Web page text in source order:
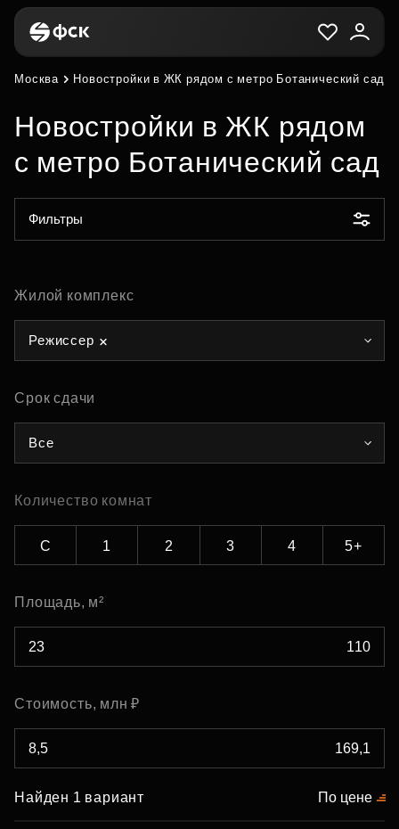
Москва Новостройки в ЖК рядом с метро Ботанический сад
Новостройки в ЖК рядом
с метро Ботанический сад
Фильтры
Жилой комплекс
Режиссер
Срок сдачи
Все
Количество комнат
С 1 2 3 4 5+
Площадь, м²
Стоимость, млн ₽
Найден 1 вариант По цене